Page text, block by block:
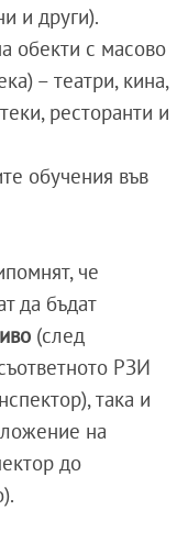
и други).
обекти с масово
– театри, кина,
ресторанти и
обучения във
че
да бъдат
(след
РЗИ
така и
на
до